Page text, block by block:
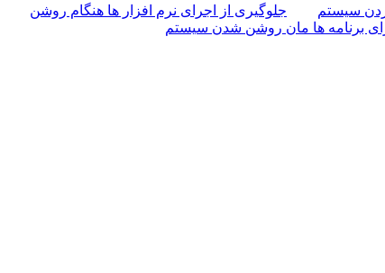
سیستم
جلوگیری از اجرای نرم افزار ها هنگام روشن
برنامه ها مان روشن شدن سیستم